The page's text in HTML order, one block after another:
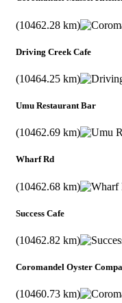
(10462.28 km)
Driving Creek Cafe
(10464.25 km)
Umu Restaurant Bar
(10462.69 km)
Wharf Rd
(10462.68 km)
Success Cafe
(10462.82 km)
Coromandel Oyster
(10460.73 km)